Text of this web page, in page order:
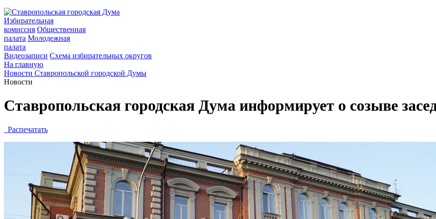
Избирательная
комиссия Общественная
палата Молодежная
палата
Видеозаписи Схема избирательных округов
На главную
Новости Ставропольской городской Думы
Новости
Ставропольская городская Дума информирует о созыве
Распечатать